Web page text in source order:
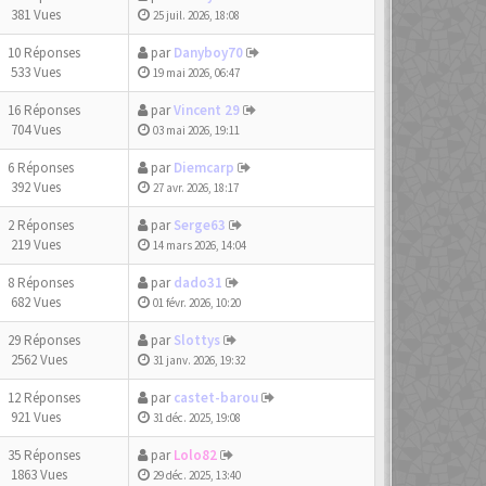
381 Vues
25 juil. 2026, 18:08
10 Réponses
533 Vues
parDanyboy70
19 mai 2026, 06:47
16 Réponses
704 Vues
parVincent 29
03 mai 2026, 19:11
6 Réponses
392 Vues
parDiemcarp
27 avr. 2026, 18:17
2 Réponses
219 Vues
parSerge63
14 mars 2026, 14:04
8 Réponses
682 Vues
pardado31
01 févr. 2026, 10:20
29 Réponses
2562 Vues
parSlottys
31 janv. 2026, 19:32
12 Réponses
921 Vues
parcastet-barou
31 déc. 2025, 19:08
35 Réponses
1863 Vues
parLolo82
29 déc. 2025, 13:40